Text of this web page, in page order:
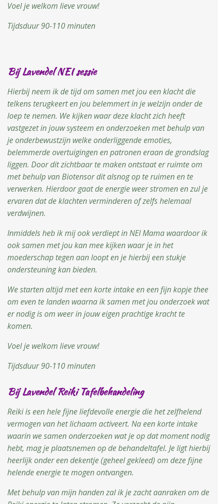
Voel je welkom lieve vrouw!
Tijdsduur 90-110 minuten
Bij Lavendel NEI sessie
Hierbij neem ik de tijd om samen met jou een klacht die
telkens terugkeert en jou belemmert in je welzijn onder de
loep te nemen. We kijken waar deze klacht zich heeft
vastgezet in jouw systeem en onderzoeken met behulp van
je onderbewustzijn welke onderliggende emoties,
belemmerde overtuigingen en patronen eraan de grondslag
liggen. Door dit zichtbaar te maken ontstaat er ruimte om
met behulp van Biotensor dit alsnog op te ruimen en te
verwerken. Hierdoor gaat de energie weer stromen en zul je
ervaren dat de klachten verminderen of zelfs helemaal
verdwijnen.
Inmiddels heb ik mij ook verdiept in NEI Mama waardoor ik
ook samen met jou kan mee kijken waar je in het
moederschap tegen aan loopt en je hierbij een stukje
ondersteuning kan bieden.
We starten altijd met een korte intake en een fijn kopje thee
om even te landen waarna ik samen met jou onderzoek wat
er nodig is om weer in jouw eigen prachtige kracht te
komen.
Voel je welkom lieve vrouw!
Tijdsduur 90-110 minuten
Bij Lavendel Reiki Tafelbehandeling
Reiki is een hele fijne liefdevolle energie die het zelfhelend
vermogen van het lichaam activeert. Na een korte intake
waarin we samen onderzoeken wat je op dat moment nodig
hebt, mag je plaatsnemen op de behandeltafel. Je ligt hierbij
heerlijk onder een dekentje (geheel gekleed) om deze fijne
helende energie te mogen ontvangen.
Met behulp van mijn handen zal ik je zacht aanraken om de